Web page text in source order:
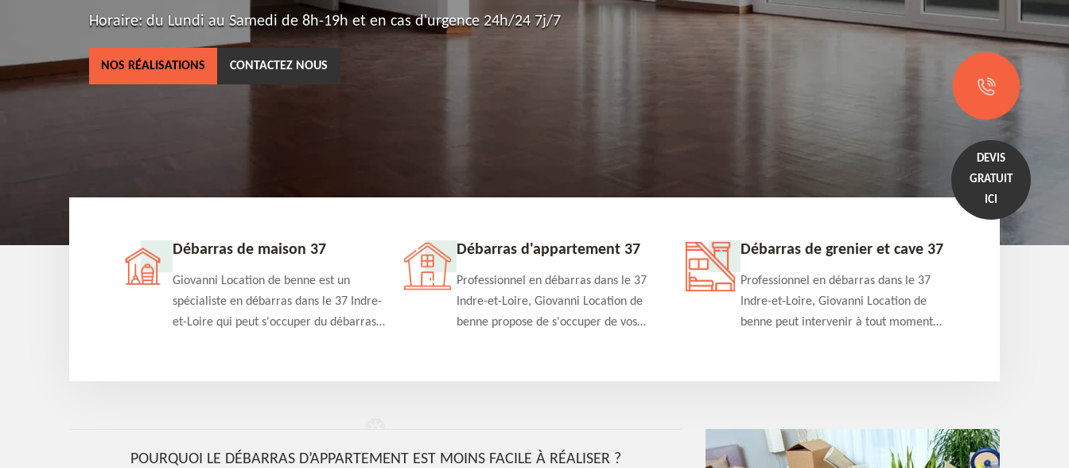
Horaire: du Lundi au Samedi de 8h-19h et en cas d'urgence 24h/24 7j/7
NOS RÉALISATIONS CONTACTEZ NOUS
DEVIS
GRATUIT
ICI
37 Débarras de maison 37
Giovanni Location de benne est un
spécialiste en débarras dans le 37 Indre-
et-Loire qui peut s'occuper du débarras
et efficace
Débarras d'appartement 37
Professionnel en débarras dans le 37
Indre-et-Loire, Giovanni Location de
benne propose de s'occuper de vos
qualité en toute circonstance
Débarras de grenier et cave 37
Professionnel en débarras dans le 37
Indre-et-Loire, Giovanni Location de
benne peut intervenir à tout moment
détaillé offert
POURQUOI LE DÉBARRAS D’APPARTEMENT EST MOINS FACILE À RÉALISER ?